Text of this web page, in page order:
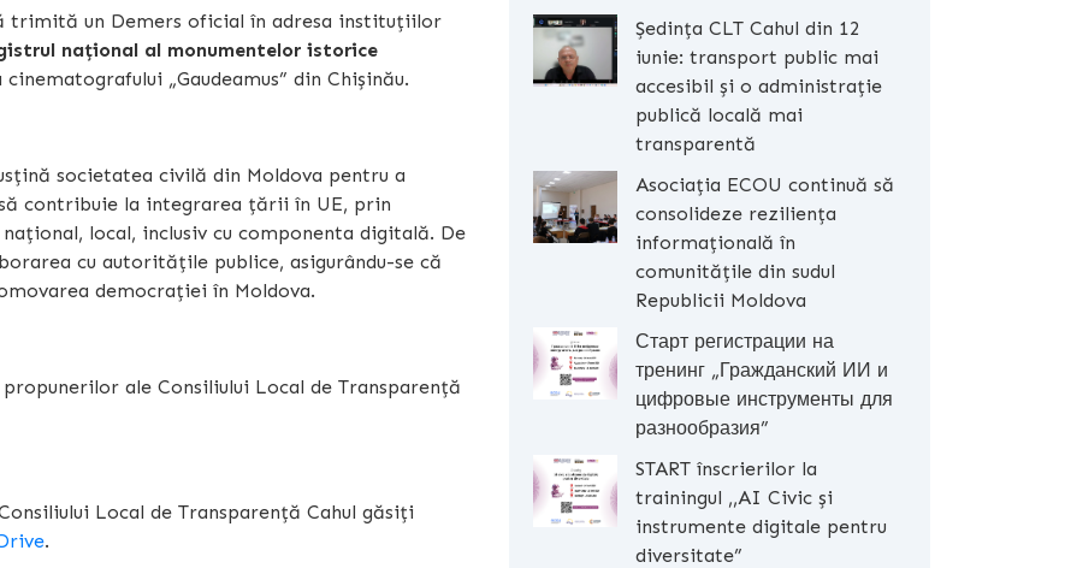
trimită un Demers oficial în adresa instituțiilor
național al monumentelor istorice
„Gaudeamus” din Chișinău.
societatea civilă din Moldova pentru a
contribuie la integrarea țării în UE, prin
local, inclusiv cu componenta digitală. De
cu autoritățile publice, asigurându-se că
democrației în Moldova.
ale Consiliului Local de Transparență
Local de Transparență Cahul găsiți
.
Ședința CLT Cahul din 12
iunie: transport public mai
accesibil și o administrație
publică locală mai
transparentă
Asociația ECOU continuă să
consolideze reziliența
informațională în
comunitățile din sudul
Republicii Moldova
Старт регистрации на
тренинг „Гражданский ИИ и
цифровые инструменты для
разнообразия”
START înscrierilor la
trainingul ,,AI Civic și
instrumente digitale pentru
diversitate”